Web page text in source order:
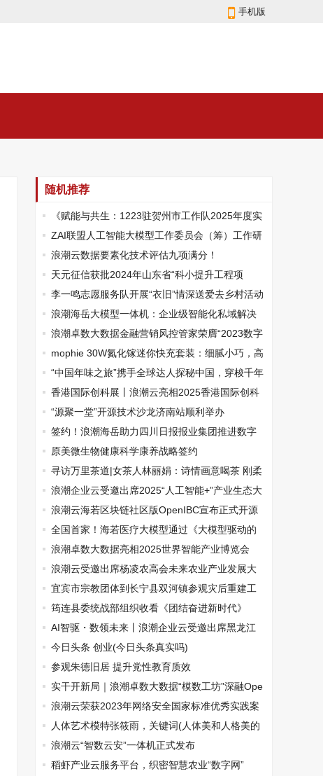
手机版
随机推荐
《赋能与共生：1223驻贺州市工作队2025年度实
践报告》
​ZAI联盟人工智能大模型工作委员会（筹）工作研
讨会在京召开
浪潮云数据要素化技术评估九项满分！
天元征信获批2024年山东省“科小提升工程项
目”立项
李一鸣志愿服务队开展“衣旧”情深送爱去乡村活动
浪潮海岳大模型一体机：企业级智能化私域解决
方案浪潮卓数大数据金融营销风控管家荣膺“2023数字
金融服务优秀产品”
mophie 30W氮化镓迷你快充套装：细腻小巧，高
效快充
“中国年味之旅”携手全球达人探秘中国，穿梭千年
文化秘境
香港国际创科展丨浪潮云亮相2025香港国际创科
展“源聚一堂”开源技术沙龙济南站顺利举办
签约！浪潮海岳助力四川日报报业集团推进数字
化转型升级
原美微生物健康科学康养战略签约
寻访万里茶道|女茶人林丽娟：诗情画意喝茶 刚柔
并济做企业
浪潮企业云受邀出席2025“人工智能+”产业生态大
会并斩获多项殊荣
浪潮云海若区块链社区版OpenIBC宣布正式开源
全国首家！海若医疗大模型通过《大模型驱动的
数字医疗健康应用技术要求》测评
浪潮卓数大数据亮相2025世界智能产业博览会
浪潮云受邀出席杨凌农高会未来农业产业发展大
会宜宾市宗教团体到长宁县双河镇参观灾后重建工
作筠连县委统战部组织收看《团结奋进新时代》
AI智驱・数领未来丨浪潮企业云受邀出席黑龙江
省生物医药研讨会
今日头条 创业(今日头条真实吗)
参观朱德旧居 提升党性教育质效
实干开新局｜浪潮卓数大数据“模数工坊”深融Ope
nClaw，激活产业AI生产力
浪潮云荣获2023年网络安全国家标准优秀实践案
例奖人体艺术模特张筱雨，关键词(人体美和人格美的
关系)
浪潮云“智数云安”一体机正式发布
稻虾产业云服务平台，织密智慧农业“数字网”